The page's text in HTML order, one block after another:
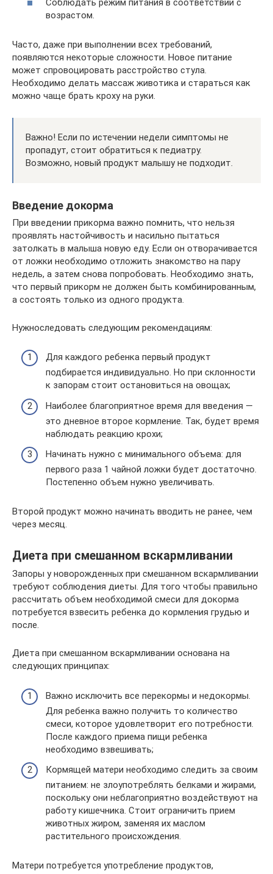
Соблюдать режим питания в соответствии с
возрастом.
Часто, даже при выполнении всех требований,
появляются некоторые сложности. Новое питание
может спровоцировать расстройство стула.
Необходимо делать массаж животика и стараться как
можно чаще брать кроху на руки.
Важно! Если по истечении недели симптомы не
пропадут, стоит обратиться к педиатру.
Возможно, новый продукт малышу не подходит.
Введение докорма
При введении прикорма важно помнить, что нельзя
проявлять настойчивость и насильно пытаться
затолкать в малыша новую еду. Если он отворачивается
от ложки необходимо отложить знакомство на пару
недель, а затем снова попробовать. Необходимо знать,
что первый прикорм не должен быть комбинированным,
а состоять только из одного продукта.
Нужноследовать следующим рекомендациям:
Для каждого ребенка первый продукт
подбирается индивидуально. Но при склонности
к запорам стоит остановиться на овощах;
Наиболее благоприятное время для введения —
это дневное второе кормление. Так, будет время
наблюдать реакцию крохи;
Начинать нужно с минимального объема: для
первого раза 1 чайной ложки будет достаточно.
Постепенно объем нужно увеличивать.
Второй продукт можно начинать вводить не ранее, чем
через месяц.
Диета при смешанном вскармливании
Запоры у новорожденных при смешанном вскармливании
требуют соблюдения диеты. Для того чтобы правильно
рассчитать объем необходимой смеси для докорма
потребуется взвесить ребенка до кормления грудью и
после.
Диета при смешанном вскармливании основана на
следующих принципах:
Важно исключить все перекормы и недокормы.
Для ребенка важно получить то количество
смеси, которое удовлетворит его потребности.
После каждого приема пищи ребенка
необходимо взвешивать;
Кормящей матери необходимо следить за своим
питанием: не злоупотреблять белками и жирами,
поскольку они неблагоприятно воздействуют на
работу кишечника. Стоит ограничить прием
животных жиром, заменяя их маслом
растительного происхождения.
Матери потребуется употребление продуктов,